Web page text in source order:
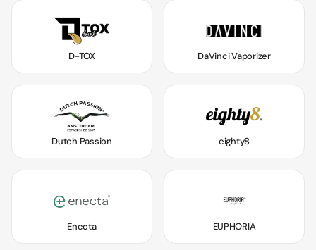
D-TOX DaVinci Vaporizer
Dutch Passion eighty8
Enecta EUPHORIA